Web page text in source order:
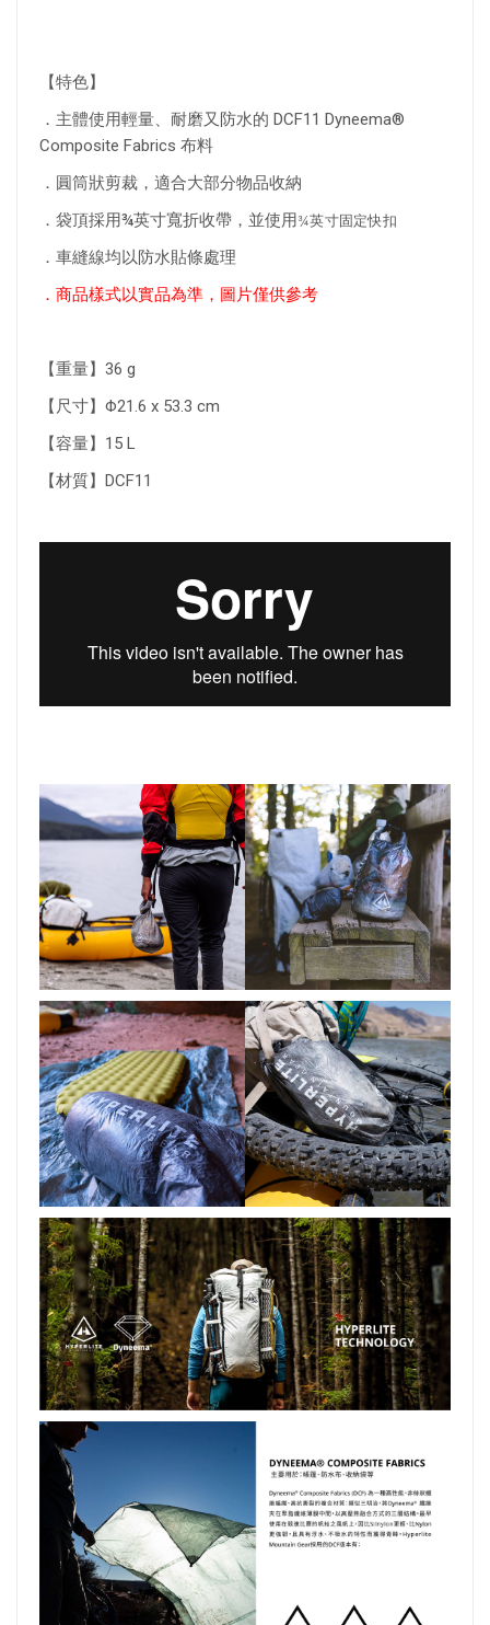
【特色】
．主體使用輕量、耐磨又防水的 DCF11 Dyneema®
Composite Fabrics 布料
．圓筒狀剪裁，適合大部分物品收納
．袋頂採用¾英寸寬折收帶，並使用¾英寸固定快扣
．車縫線均以防水貼條處理
．商品樣式以實品為準，圖片僅供參考
【重量】36 g
【尺寸】Φ21.6 x 53.3 cm
【容量】15 L
【材質】DCF11